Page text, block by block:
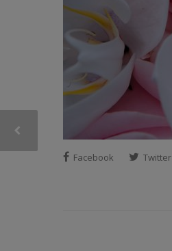
Facebook Twitter